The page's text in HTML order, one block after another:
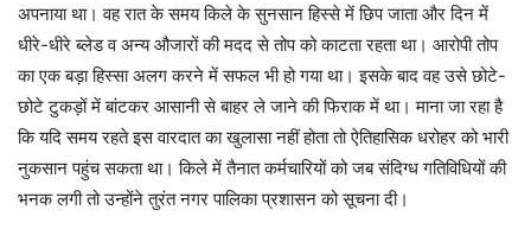
अपनाया था। वह रात के समय किले के सुनसान हिस्से में छिप जाता और दिन में
धीरे-धीरे ब्लेड व अन्य औजारों की मदद से तोप को काटता रहता था। आरोपी तोप
का एक बड़ा हिस्सा अलग करने में सफल भी हो गया था। इसके बाद वह उसे छोटे-
छोटे टुकड़ों में बांटकर आसानी से बाहर ले जाने की फिराक में था। माना जा रहा है
कि यदि समय रहते इस वारदात का खुलासा नहीं होता तो ऐतिहासिक धरोहर को भारी
नुकसान पहुंच सकता था। किले में तैनात कर्मचारियों को जब संदिग्ध गतिविधियों की
भनक लगी तो उन्होंने तुरंत नगर पालिका प्रशासन को सूचना दी।